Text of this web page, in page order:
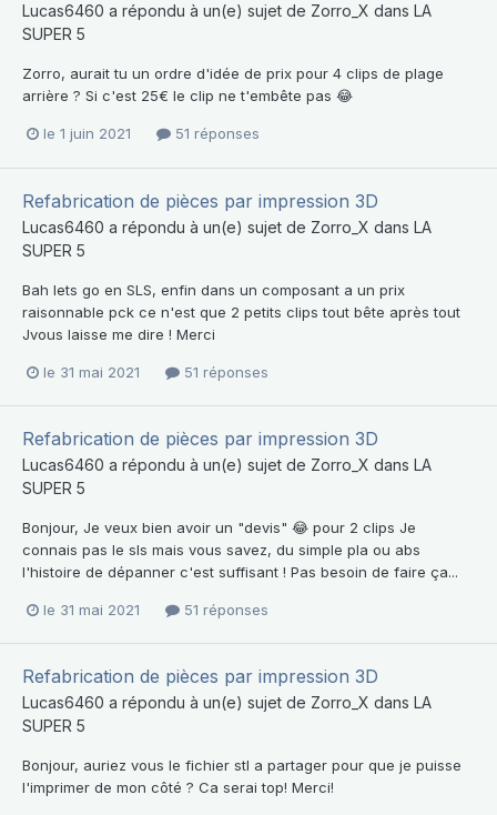
Lucas6460 a répondu à un(e) sujet de Zorro_X dans LA
SUPER 5
Zorro, aurait tu un ordre d'idée de prix pour 4 clips de plage
arrière ? Si c'est 25€ le clip ne t'embête pas 😂
le 1 juin 2021 51 réponses
Refabrication de pièces par impression 3D
Lucas6460 a répondu à un(e) sujet de Zorro_X dans LA
SUPER 5
Bah lets go en SLS, enfin dans un composant a un prix
raisonnable pck ce n'est que 2 petits clips tout bête après tout
Jvous laisse me dire ! Merci
le 31 mai 2021 51 réponses
Refabrication de pièces par impression 3D
Lucas6460 a répondu à un(e) sujet de Zorro_X dans LA
SUPER 5
Bonjour, Je veux bien avoir un "devis" 😂 pour 2 clips Je
connais pas le sls mais vous savez, du simple pla ou abs
l'histoire de dépanner c'est suffisant ! Pas besoin de faire ça...
le 31 mai 2021 51 réponses
Refabrication de pièces par impression 3D
Lucas6460 a répondu à un(e) sujet de Zorro_X dans LA
SUPER 5
Bonjour, auriez vous le fichier stl a partager pour que je puisse
l'imprimer de mon côté ? Ca serai top! Merci!